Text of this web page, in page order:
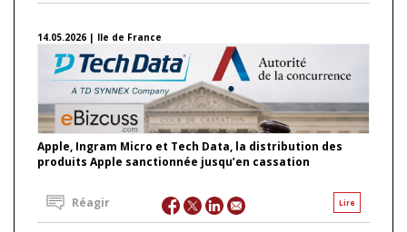
14.05.2026 | Ile de France
Apple, Ingram Micro et Tech Data, la distribution des
produits Apple sanctionnée jusqu’en cassation
Lire
Réagir